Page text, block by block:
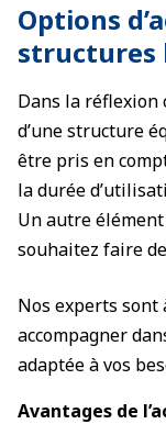
Options
structures
Dans la réflexion
d’une structure
être pris en
la durée
Un autre élément
souhaitez faire
Nos experts
accompagner
adaptée à vos
Avantages de